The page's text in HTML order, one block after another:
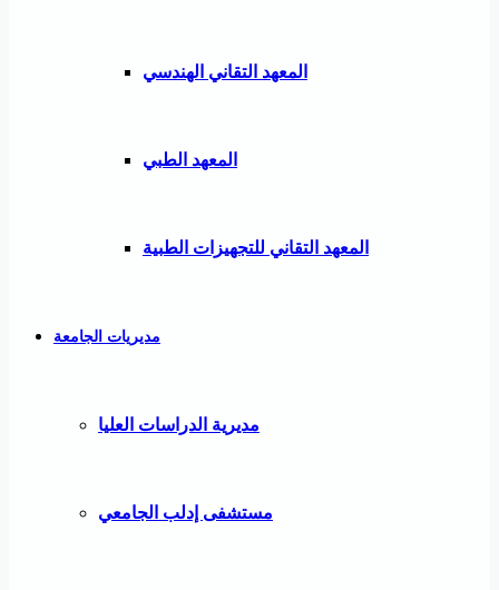
المعهد التقاني الهندسي
المعهد الطبي
المعهد التقاني للتجهيزات الطبية
مديريات الجامعة
مديرية الدراسات العليا
مستشفى إدلب الجامعي